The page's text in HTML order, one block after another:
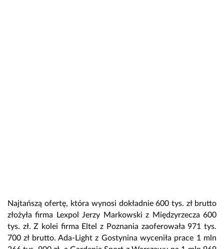
Najtańszą ofertę, która wynosi dokładnie 600 tys. zł brutto
złożyła firma Lexpol Jerzy Markowski z Międzyrzecza 600
tys. zł. Z kolei firma Eltel z Poznania zaoferowała 971 tys.
700 zł brutto. Ada-Light z Gostynina wyceniła prace 1 mln